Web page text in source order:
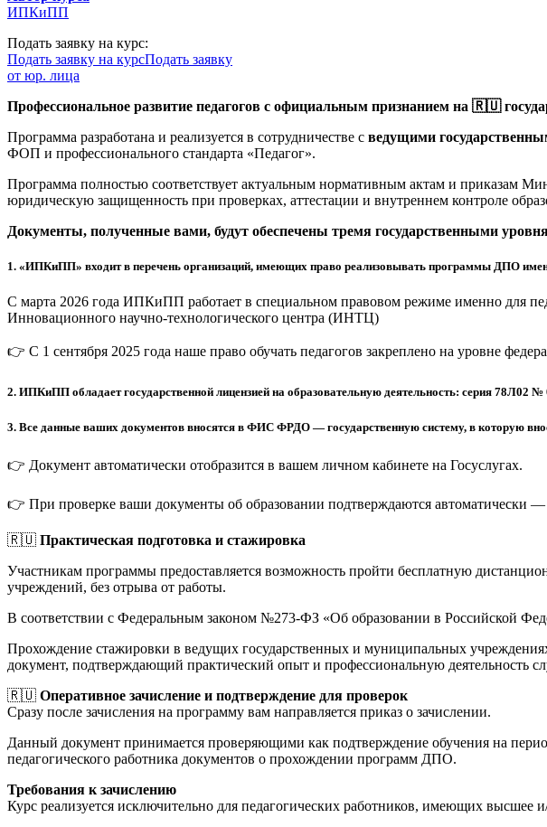
ИПКиПП
Подать заявку на курс:
Подать заявку на курсПодать заявку
от юр. лица
Профессиональное развитие педагогов с официальным признанием на 🇷🇺
Программа разработана и реализуется в сотрудничестве с ведущими
ФОП и профессионального стандарта «Педагог».
Программа полностью соответствует актуальным нормативным актам и приказам
юридическую защищенность при проверках, аттестации и внутреннем контроле
Документы, полученные вами, будут обеспечены тремя государственными
1. «ИПКиПП» входит в перечень организаций, имеющих право реализовывать программы ДПО
С марта 2026 года ИПКиПП работает в специальном правовом режиме именно для
Инновационного научно-технологического центра (ИНТЦ)
👉 С 1 сентября 2025 года наше право обучать педагогов закреплено на уровне
2. ИПКиПП обладает государственной лицензией на образовательную деятельность: серия 78Л02
3. Все данные ваших документов вносятся в ФИС ФРДО — государственную систему, в которую
👉 Документ автоматически отобразится в вашем личном кабинете на Госуслугах.
👉 При проверке ваши документы об образовании подтверждаются автоматически
🇷🇺 Практическая подготовка и стажировка
Участникам программы предоставляется возможность пройти бесплатную
учреждений, без отрыва от работы.
В соответствии с Федеральным законом №273-ФЗ «Об образовании в Российской
Прохождение стажировки в ведущих государственных и муниципальных
документ, подтверждающий практический опыт и профессиональную деятельность
🇷🇺 Оперативное зачисление и подтверждение для проверок
Сразу после зачисления на программу вам направляется приказ о зачислении.
Данный документ принимается проверяющими как подтверждение обучения на
педагогического работника документов о прохождении программ ДПО.
Требования к зачислению
Курс реализуется исключительно для педагогических работников, имеющих высшее